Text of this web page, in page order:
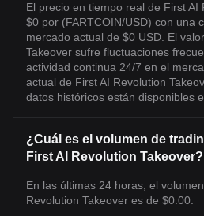
El precio en tiempo real de First AI
$0 por (FARTCOIN/USD) con una
mercado actual de $0 USD. El
Takeover sufre fluctuaciones
actividad continua 24/7 en el
actual de First AI Revolution
datos históricos están disponibles
¿Cuál es el volumen de
First AI Revolution Takeover?
En las últimas 24 horas, el
Revolution Takeover es de $0.00.